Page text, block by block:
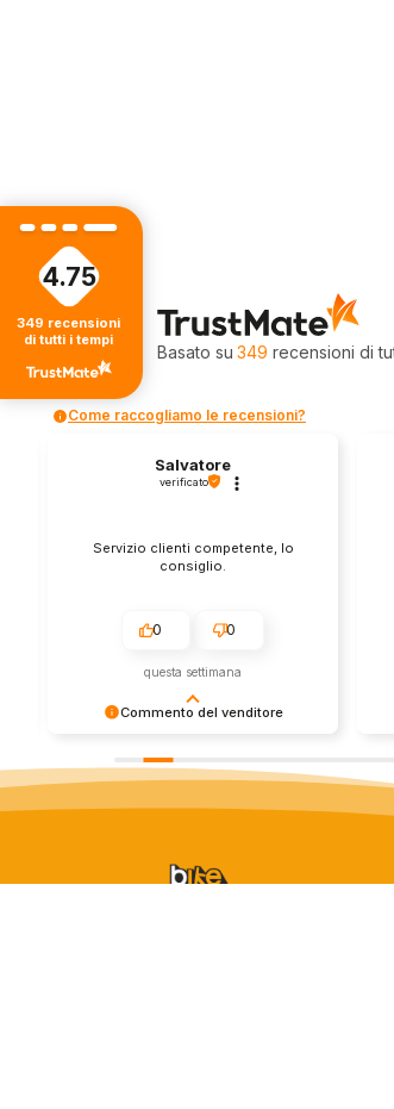
4.75
Valutazione Basato su 349 recensionidi
Come raccogliamo le recensioni?
Commento del venditore
lieti che l'acquisto sia andato liscio,
giusto a clienti così fantastici. Grazie
Salvatore
verificato
Servizio clienti competente, lo
consiglio.
0 0
questa settimana
4.75
349 recensioni
di tutti i tempi